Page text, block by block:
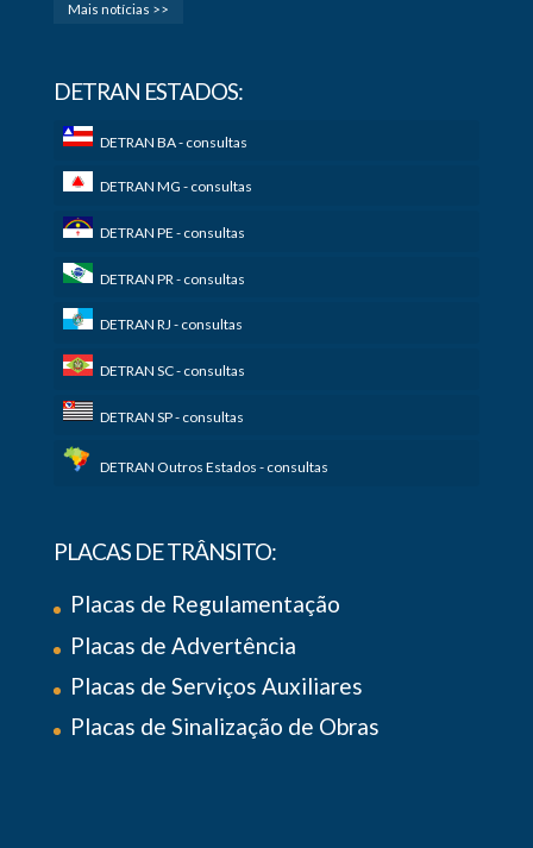
Mais notícias >>
DETRAN ESTADOS:
DETRAN BA - consultas
DETRAN MG - consultas
DETRAN PE - consultas
DETRAN PR - consultas
DETRAN RJ - consultas
DETRAN SC - consultas
DETRAN SP - consultas
DETRAN Outros Estados - consultas
PLACAS DE TRÂNSITO:
Placas de Regulamentação
Placas de Advertência
Placas de Serviços Auxiliares
Placas de Sinalização de Obras